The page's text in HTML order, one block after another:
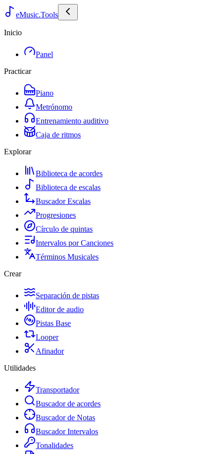
eMusic.Tools
Inicio
Panel
Practicar
Piano
Metrónomo
Entrenamiento auditivo
Caja de ritmos
Explorar
Biblioteca de acordes
Biblioteca de escalas
Buscador Escalas
Progresiones
Círculo de quintas
Intervalos por Canciones
Términos Musicales
Crear
Separación de pistas
Editor de audio
Pistas Base
Looper
Afinador
Utilidades
Transportador
Buscador de acordes
Buscador de Notas
Buscador Intervalos
Tonalidades